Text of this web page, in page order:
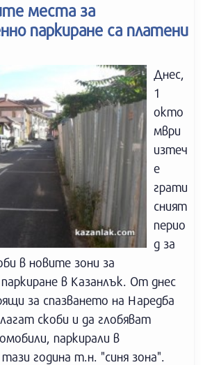
места за
паркиране са платени
Днес,
1
окто
мври
изтеч
е
грати
сният
перио
д за
в новите зони за
в Казанлък. От днес
за спазването на Наредба
скоби и да глобяват
паркирали в
година т.н. "синя зона".